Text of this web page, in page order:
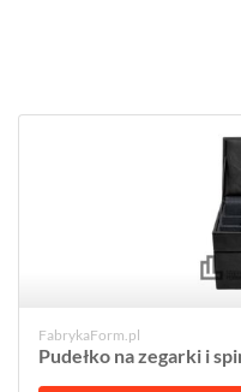
FabrykaForm.pl
Pudełko na zegarki i